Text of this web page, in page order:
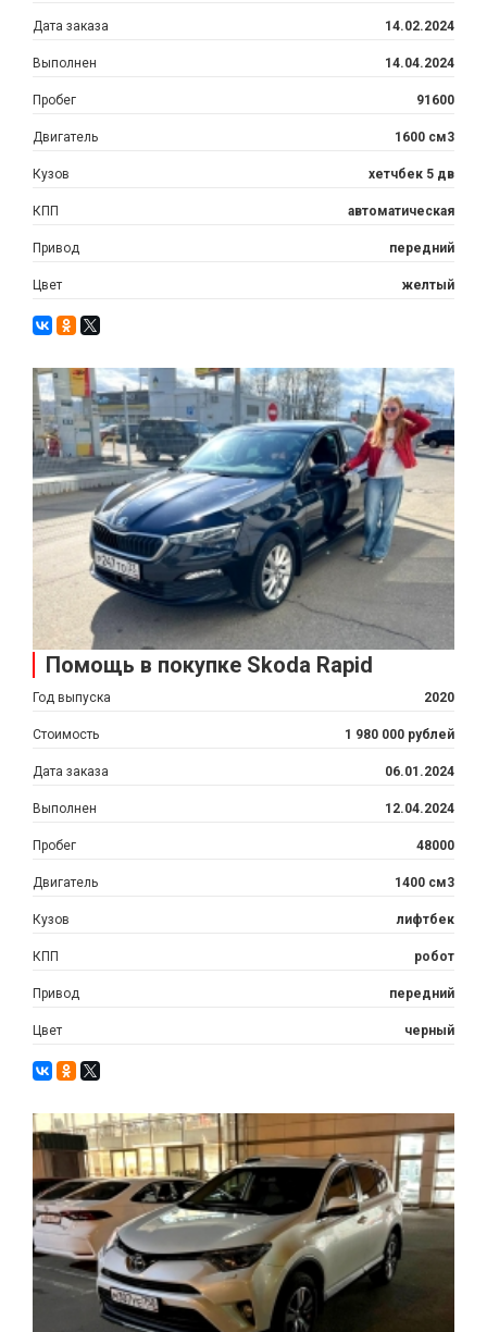
Дата заказа 14.02.2024
Выполнен 14.04.2024
Пробег 91600
Двигатель 1600 см3
Кузов хетчбек 5 дв
КПП автоматическая
Привод передний
Цвет желтый
Помощь в покупке Skoda Rapid
Год выпуска 2020
Стоимость 1 980 000 рублей
Дата заказа 06.01.2024
Выполнен 12.04.2024
Пробег 48000
Двигатель 1400 см3
Кузов лифтбек
КПП робот
Привод передний
Цвет черный